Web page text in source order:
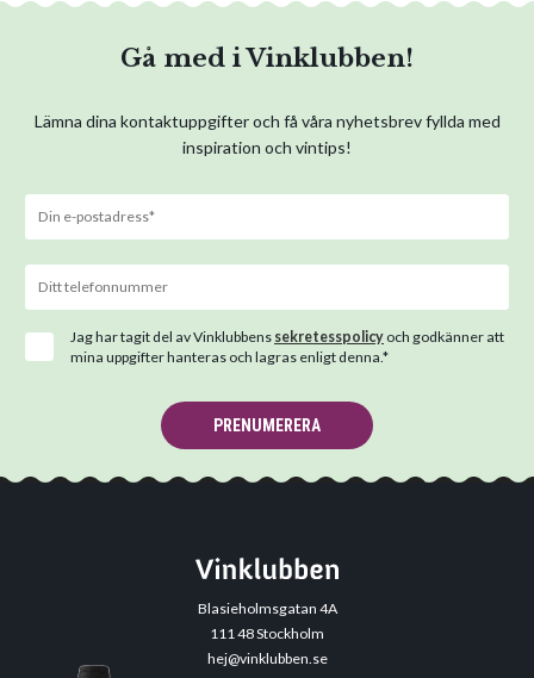
Gå med i Vinklubben!
Lämna dina kontaktuppgifter och få våra nyhetsbrev fyllda med
inspiration och vintips!
Jag har tagit del av Vinklubbens sekretesspolicy och godkänner att
mina uppgifter hanteras och lagras enligt denna.*
PRENUMERERA
Blasieholmsgatan 4A
111 48 Stockholm
hej@vinklubben.se